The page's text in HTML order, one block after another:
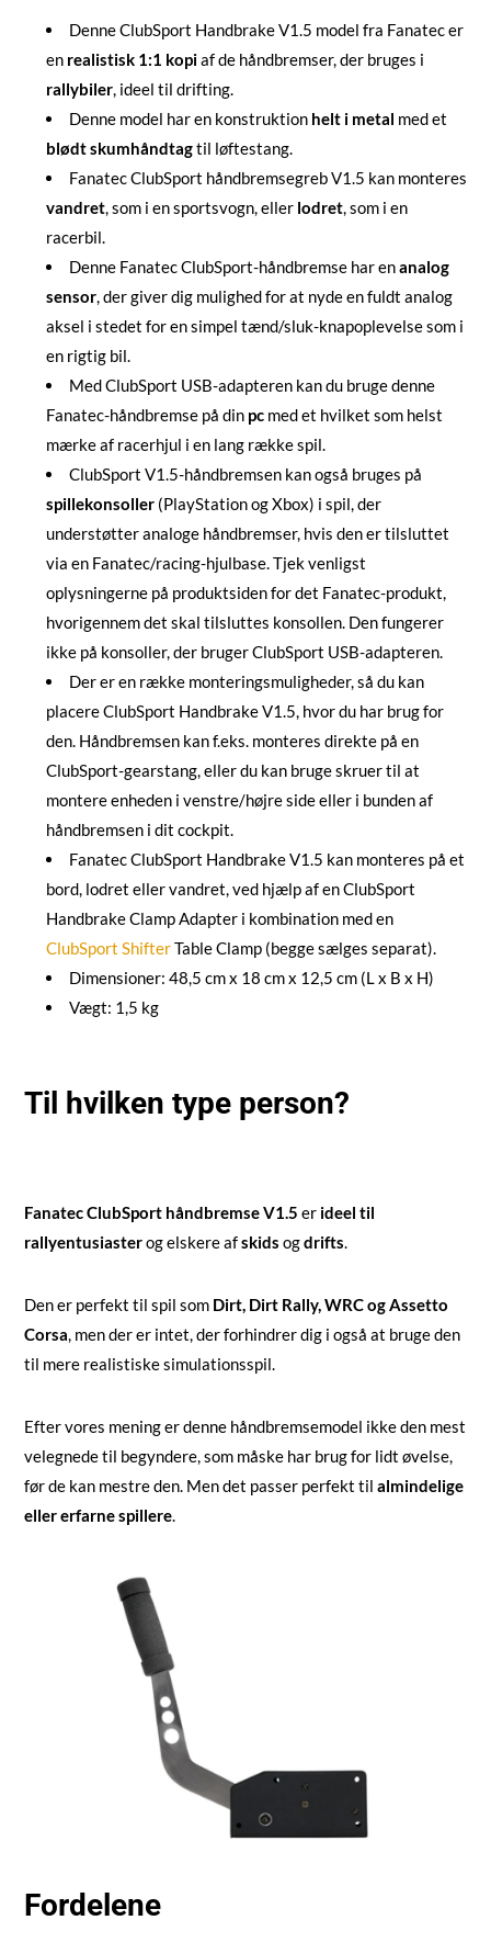
Denne ClubSport Handbrake V1.5 model fra Fanatec er
en realistisk 1:1 kopiaf de håndbremser, der bruges i
rallybiler, ideel til drifting.
Denne model har en konstruktion helt i metal med et
blødt skumhåndtagtil løftestang.
Fanatec ClubSport håndbremsegreb V1.5 kan monteres
vandret, som i en sportsvogn, eller lodret, som i en
racerbil.
Denne Fanatec ClubSport-håndbremse har enanalog
sensor, der giver dig mulighed for at nyde en fuldt analog
aksel i stedet for en simpel tænd/sluk-knapoplevelse som i
en rigtig bil.
Med ClubSport USB-adapteren kan du bruge denne
Fanatec-håndbremse på din pc med et hvilket som helst
mærke af racerhjul i en lang række spil.
ClubSport V1.5-håndbremsen kan også bruges på
spillekonsoller (PlayStation og Xbox) i spil, der
understøtter analoge håndbremser, hvis den er tilsluttet
via en Fanatec/racing-hjulbase. Tjek venligst
oplysningerne på produktsiden for det Fanatec-produkt,
hvorigennem det skal tilsluttes konsollen. Den fungerer
ikke på konsoller, der bruger ClubSport USB-adapteren.
Der er en række monteringsmuligheder, så du kan
placere ClubSport Handbrake V1.5, hvor du har brug for
den. Håndbremsen kan f.eks. monteres direkte på en
ClubSport-gearstang, eller du kan bruge skruer til at
montere enheden i venstre/højre side eller i bunden af
håndbremsen i dit cockpit.
Fanatec ClubSport Handbrake V1.5 kan monteres på et
bord, lodret eller vandret, ved hjælp af en ClubSport
Handbrake Clamp Adapter i kombination med en
ClubSport ShifterTable Clamp (begge sælges separat).
Dimensioner: 48,5 cm x 18 cm x 12,5 cm (L x B x H)
Vægt: 1,5 kg
Til hvilken type person?
Fanatec ClubSport håndbremse V1.5 er ideel til
rallyentusiasterog elskere afskids ogdrifts.
Den er perfekt til spil som Dirt, Dirt Rally, WRC og Assetto
Corsa, men der er intet, der forhindrer dig i også at bruge den
til mere realistiske simulationsspil.
Efter vores mening er denne håndbremsemodel ikke den mest
velegnede til begyndere, som måske har brug for lidt øvelse,
før de kan mestre den. Men det passer perfekt til almindelige
eller erfarne spillere.
Fordelene